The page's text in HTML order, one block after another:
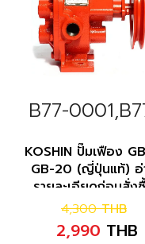
B77-
0002
KOSHIN ปั๊มเฟือง
GB-20 (ญี่ปุ่นแท้) อ่
รายละเอียดก่อนสั่ง
4,300 THB
2,990 THB